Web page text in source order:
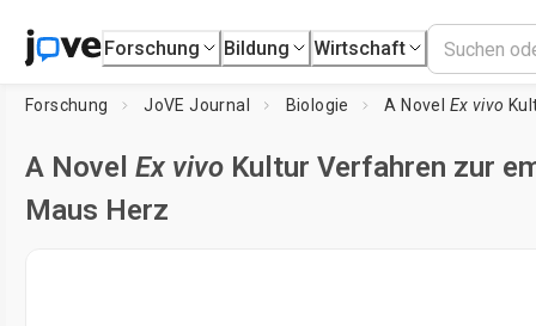
Forschung Bildung Wirtschaft
Forschung JoVE Journal Biologie A Novel Ex vivo
A Novel Ex vivo Kultur Verfahren zur
Maus Herz